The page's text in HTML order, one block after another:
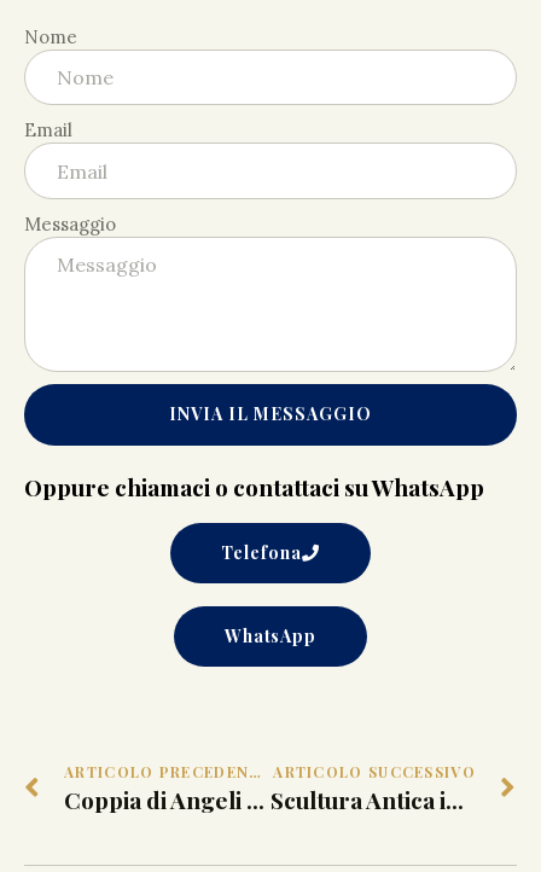
Nome
Email
Messaggio
INVIA IL MESSAGGIO
Oppure chiamaci o contattaci su WhatsApp
Telefona
WhatsApp
ARTICOLO PRECEDENTE
Coppia di Angeli Reggicero, Scultura Antica XVII Sec.
ARTICOLO SUCCESSIVO
Scultura Antica in Marmo di Carrara, Primavera